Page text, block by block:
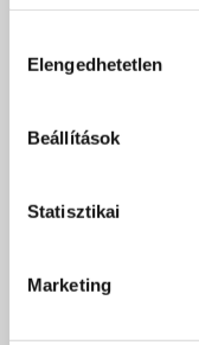
kiválasztása
Elengedhetetlen
Beállítások
Statisztikai
Marketing